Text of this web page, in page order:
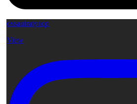
ossauiratyaop
View